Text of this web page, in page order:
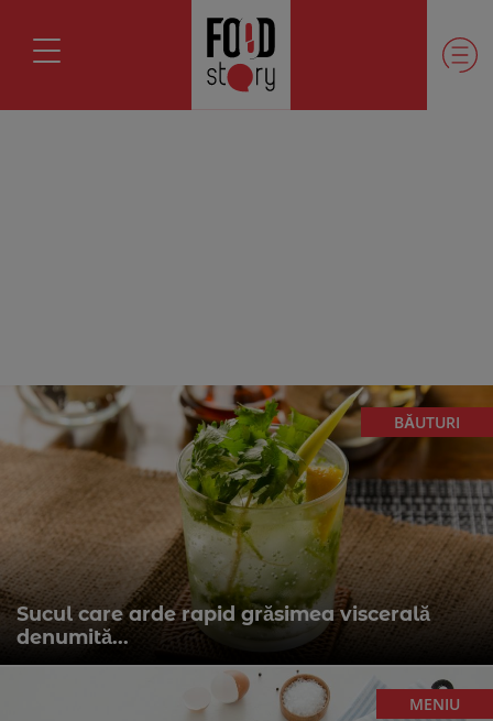
BĂUTURI
Sucul care arde rapid grăsimea viscerală
denumită...
MENIU